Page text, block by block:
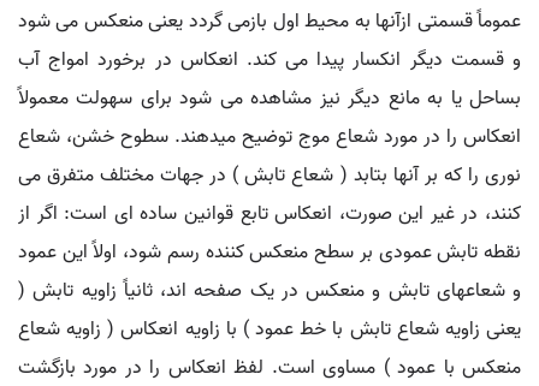
عموماً قسمتی ازآنها به محیط اول بازمی گردد یعنی منعکس می شود
و قسمت دیگر انکسار پیدا می کند. انعکاس در برخورد امواج آب
بساحل یا به مانع دیگر نیز مشاهده می شود برای سهولت معمولاً
انعکاس را در مورد شعاع موج توضیح میدهند. سطوح خشن، شعاع
نوری را که بر آنها بتابد ( شعاع تابش ) در جهات مختلف متفرق می
کنند، در غیر این صورت، انعکاس تابع قوانین ساده ای است: اگر از
نقطه تابش عمودی بر سطح منعکس کننده رسم شود، اولاً این عمود
و شعاعهای تابش و منعکس در یک صفحه اند، ثانیاً زاویه تابش (
یعنی زاویه شعاع تابش با خط عمود ) با زاویه انعکاس ( زاویه شعاع
منعکس با عمود ) مساوی است. لفظ انعکاس را در مورد بازگشت